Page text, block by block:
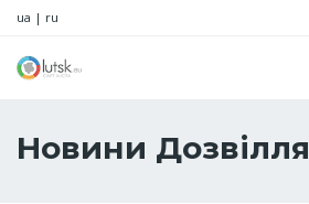
ua | ru
Новини Дозвілля